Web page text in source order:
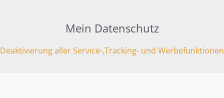
Mein Datenschutz
Deaktivierung aller Service-,Tracking- und Werbefunktionen